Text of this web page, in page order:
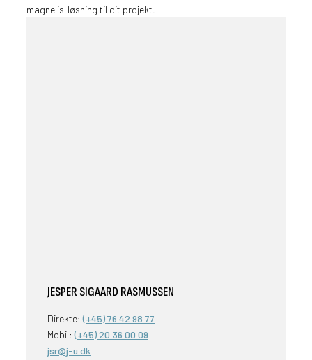
magnelis-løsning til dit projekt.
JESPER SIGAARD RASMUSSEN
Direkte:(+45)76 42 98 77
Mobil:(+45)20 36 00 09
jsr@j-u.dk